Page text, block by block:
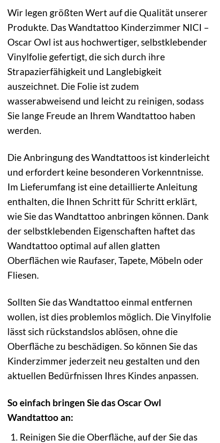
Wir legen größten Wert auf die Qualität unserer
Produkte. Das Wandtattoo Kinderzimmer NICI –
Oscar Owl ist aus hochwertiger, selbstklebender
Vinylfolie gefertigt, die sich durch ihre
Strapazierfähigkeit und Langlebigkeit
auszeichnet. Die Folie ist zudem
wasserabweisend und leicht zu reinigen, sodass
Sie lange Freude an Ihrem Wandtattoo haben
werden.
Die Anbringung des Wandtattoos ist kinderleicht
und erfordert keine besonderen Vorkenntnisse.
Im Lieferumfang ist eine detaillierte Anleitung
enthalten, die Ihnen Schritt für Schritt erklärt,
wie Sie das Wandtattoo anbringen können. Dank
der selbstklebenden Eigenschaften haftet das
Wandtattoo optimal auf allen glatten
Oberflächen wie Raufaser, Tapete, Möbeln oder
Fliesen.
Sollten Sie das Wandtattoo einmal entfernen
wollen, ist dies problemlos möglich. Die Vinylfolie
lässt sich rückstandslos ablösen, ohne die
Oberfläche zu beschädigen. So können Sie das
Kinderzimmer jederzeit neu gestalten und den
aktuellen Bedürfnissen Ihres Kindes anpassen.
So einfach bringen Sie das Oscar Owl
Wandtattoo an:
Reinigen Sie die Oberfläche, auf der Sie das